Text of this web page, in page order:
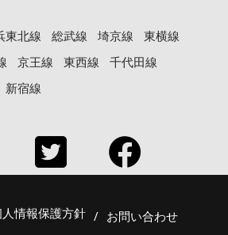
東北線 総武線 埼京線
東横線
京王線 東西線
千代田線
新宿線
人情報保護方針 / お問い合わせ